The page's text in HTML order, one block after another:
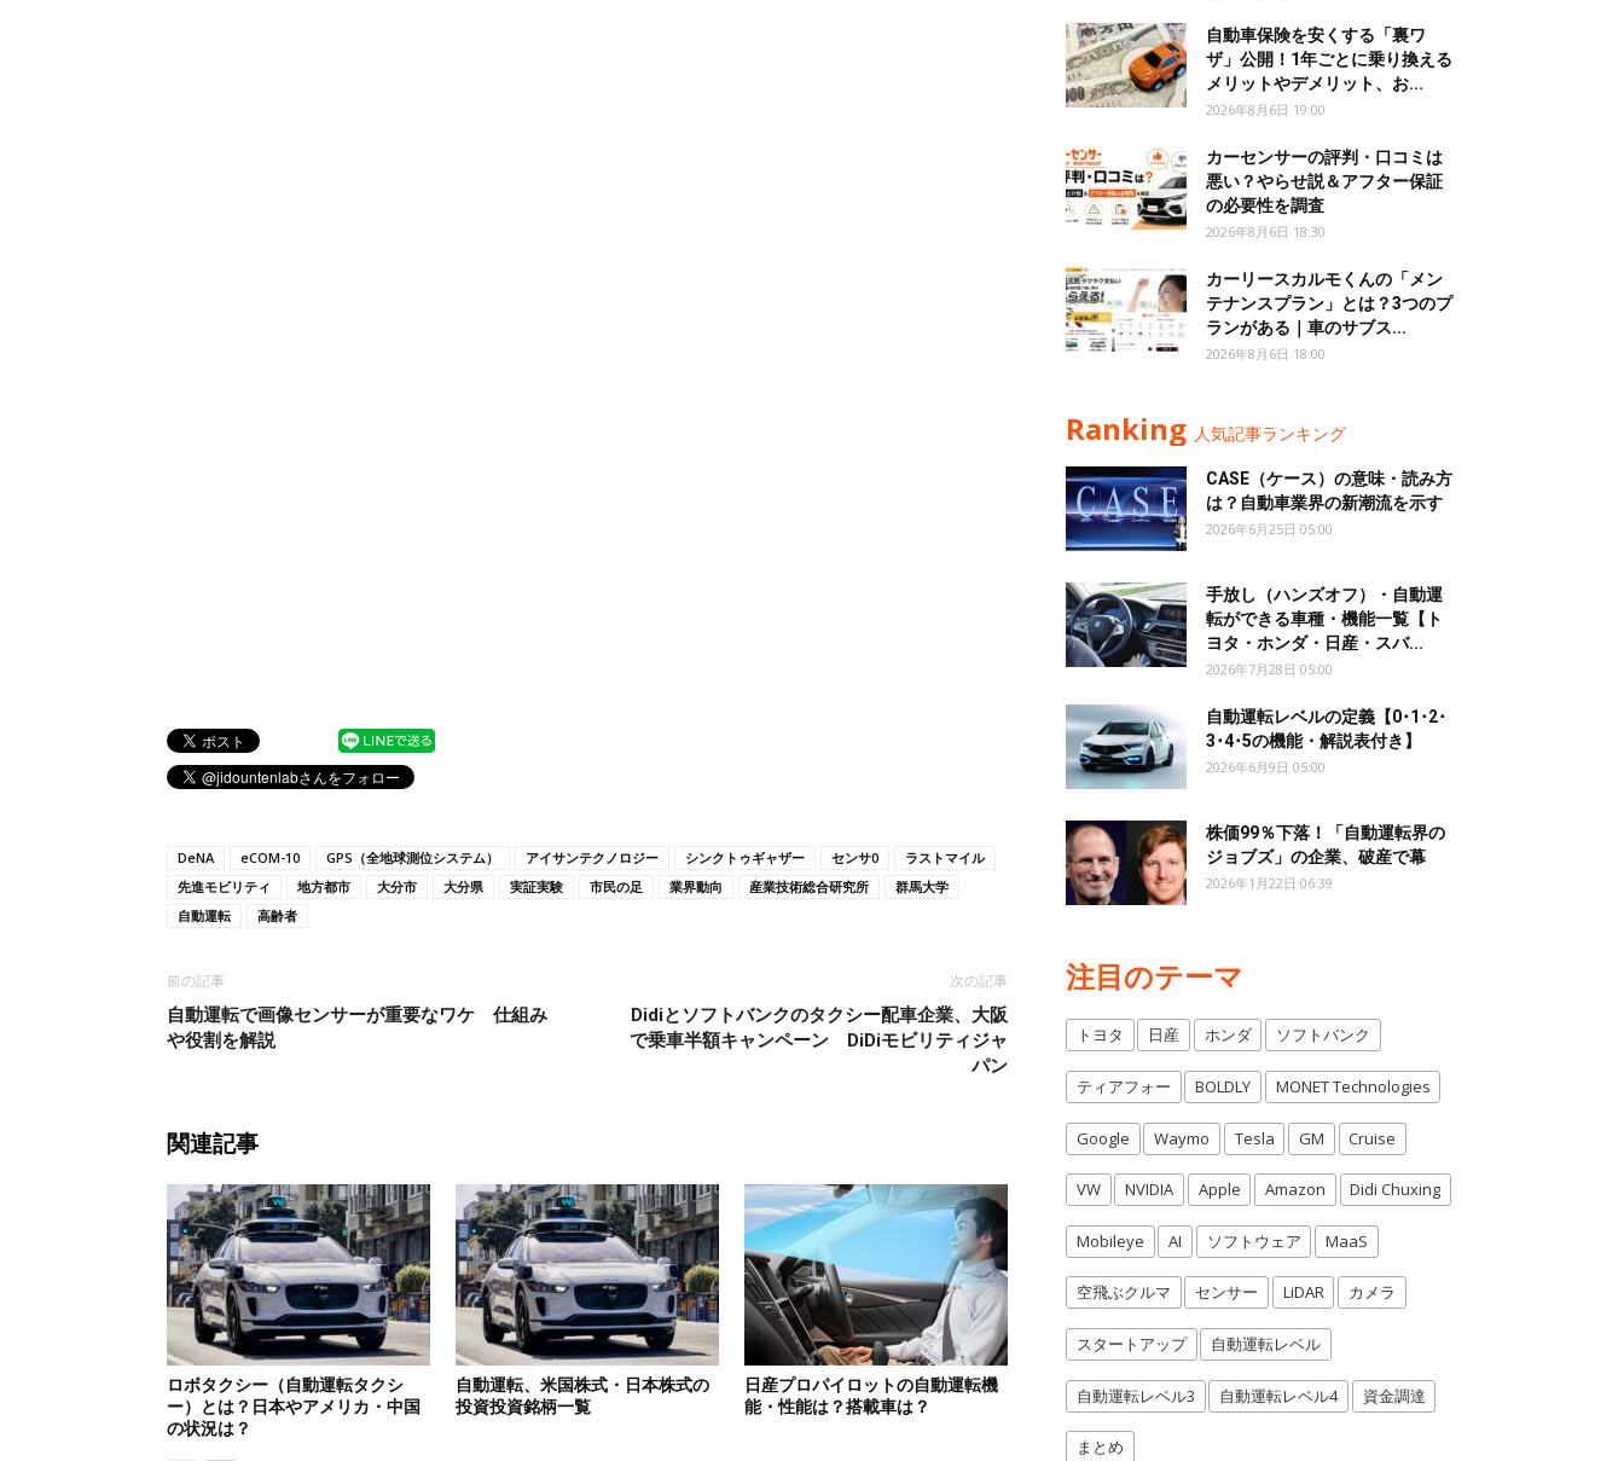
DeNA eCOM-10 GPS（全地球測位システム） アイサンテクノロジー シンクトゥギャザー センサ0
ラストマイル
先進モビリティ
地方都市 大分市 大分県 実証実験 市民の足 業界動向 産業技術総合研究所
群馬大学
自動運転
高齢者
前の記事
自動運転で画像センサーが重要なワケ 仕組み
や役割を解説
次の記事
Didiとソフトバンクのタクシー配車企業、大阪
で乗車半額キャンペーン DiDiモビリティジャ
パン
関連記事
ロボタクシー（自動運転タクシ
ー）とは？日本やアメリカ・中国
の状況は？
自動運転、米国株式・日本株式の
投資投資銘柄一覧
日産プロパイロットの自動運転機
能・性能は？搭載車は？
自動車保険を安くする「裏ワ
ザ」公開！1年ごとに乗り換える
メリットやデメリット、お...
2026年8月6日 19:00
カーセンサーの評判・口コミは
悪い？やらせ説＆アフター保証
の必要性を調査
2026年8月6日 18:30
カーリースカルモくんの「メン
テナンスプラン」とは？3つのプ
ランがある｜車のサブス...
2026年8月6日 18:00
Ranking 人気記事ランキング
CASE（ケース）の意味・読み方
は？自動車業界の新潮流を示す
2026年6月25日 05:00
手放し（ハンズオフ）・自動運
転ができる車種・機能一覧【ト
ヨタ・ホンダ・日産・スバ...
2026年7月28日 05:00
自動運転レベルの定義【0･1･2･
3･4･5の機能・解説表付き】
2026年6月9日 05:00
株価99％下落！「自動運転界の
ジョブズ」の企業、破産で幕
2026年1月22日 06:39
注目のテーマ
トヨタ 日産 ホンダ ソフトバンク
ティアフォー BOLDLY MONET Technologies
Google Waymo Tesla GM Cruise
VW NVIDIA Apple Amazon Didi Chuxing
Mobileye AI ソフトウェア MaaS
空飛ぶクルマ センサー LiDAR カメラ
スタートアップ 自動運転レベル
自動運転レベル3 自動運転レベル4 資金調達
まとめ